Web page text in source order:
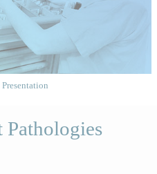
Presentation
Pathologies